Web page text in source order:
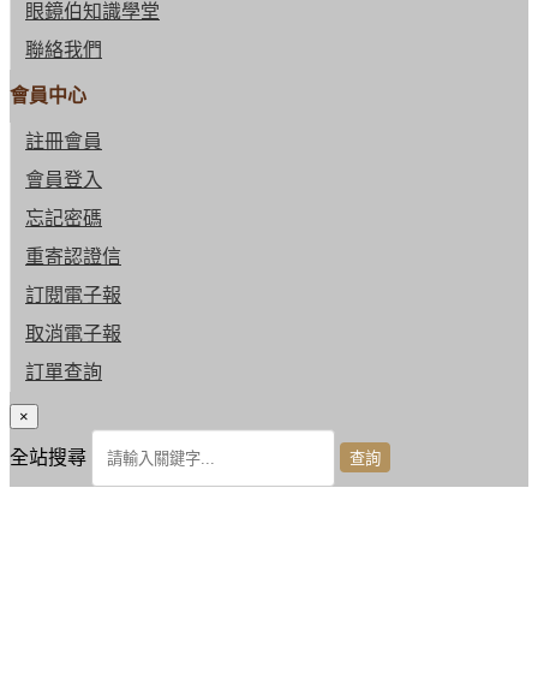
眼鏡伯知識學堂
聯絡我們
會員中心
註冊會員
會員登入
忘記密碼
重寄認證信
訂閱電子報
取消電子報
訂單查詢
×
全站搜尋